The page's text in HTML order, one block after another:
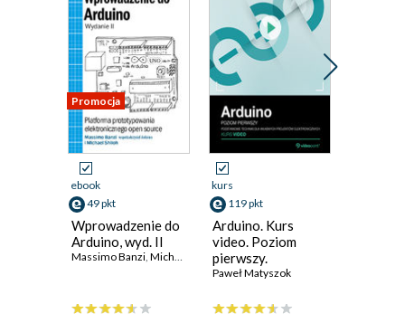
Promocja
ebook
49 pkt
Wprowadzenie do
Arduino, wyd. II
Massimo Banzi, Michael Shiloh
kurs
119 pkt
Arduino. Kurs
video. Poziom
pierwszy.
Podstawowe
własnych
Paweł Matyszok